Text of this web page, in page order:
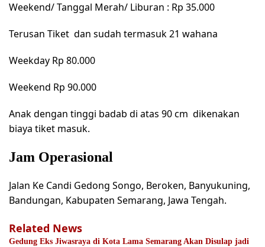
Weekend/ Tanggal Merah/ Liburan : Rp 35.000
Terusan Tiket dan sudah termasuk 21 wahana
Weekday Rp 80.000
Weekend Rp 90.000
Anak dengan tinggi badab di atas 90 cm dikenakan
biaya tiket masuk.
Jam Operasional
Jalan Ke Candi Gedong Songo, Beroken, Banyukuning,
Bandungan, Kabupaten Semarang, Jawa Tengah.
Related News
Gedung Eks Jiwasraya di Kota Lama Semarang Akan Disulap jadi